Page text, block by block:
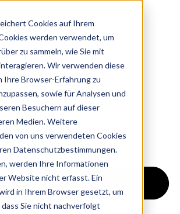
Cookies auf Ihrem
werden verwendet, um
zu sammeln, wie Sie mit
Wir verwenden diese
Ihre Browser-Erfahrung zu
sowie für Analysen und
Besuchern auf dieser
Medien. Weitere
von uns verwendeten Cookies
Datenschutzbestimmungen.
werden Ihre Informationen
Website nicht erfasst. Ein
in Ihrem Browser gesetzt, um
dass Sie nicht nachverfolgt